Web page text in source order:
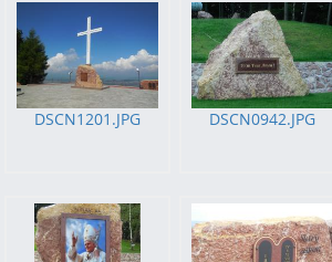
DSCN1201.JPG DSCN0942.JPG